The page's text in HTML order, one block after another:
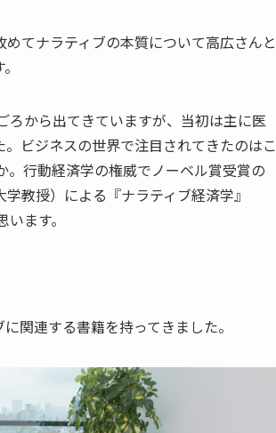
てナラティブの本質について高広さんと
ろから出てきていますが、当初は主に医
ビジネスの世界で注目されてきたのはこ
。行動経済学の権威でノーベル賞受賞の
教授）による『ナラティブ経済学』
ます。
関連する書籍を持ってきました。